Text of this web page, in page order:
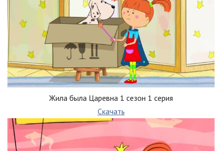
Жила была Царевна 1 сезон 1 серия
Скачать